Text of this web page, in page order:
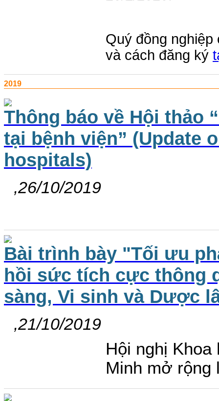
Quý đồng
và cách đăng ký
2019
Thông báo về Hội thảo
tại bệnh viện” (Update
hospitals)
,26/10/2019
Bài trình bày "Tối ưu
hồi sức tích cực thông
sàng, Vi sinh và Dược
,21/10/2019
Hội nghị
Minh mở